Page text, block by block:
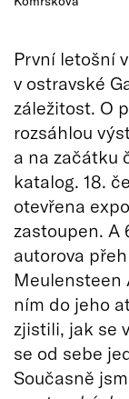
První letošní
v ostravské
záležitost. O
rozsáhlou
a na začátku
katalog. 18.
otevřena
zastoupen. A
autorova
Meulensteen
ním do jeho
zjistili, jak se
se od sebe
Současně